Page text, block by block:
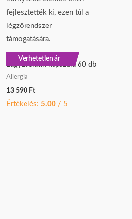
Verhetetlen ár
doTERRA TriEase-
Lágyzselatin kapszula 60 db
Allergia
13 590 Ft
Értékelés: 5.00/ 5